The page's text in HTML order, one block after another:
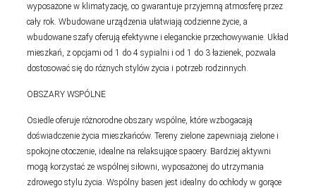
wyposażone w klimatyzację, co gwarantuje przyjemną atmosferę przez
cały rok. Wbudowane urządzenia ułatwiają codzienne życie, a
wbudowane szafy oferują efektywne i eleganckie przechowywanie. Układ
mieszkań, z opcjami od 1 do 4 sypialni i od 1 do 3 łazienek, pozwala
dostosować się do różnych stylów życia i potrzeb rodzinnych.
OBSZARY WSPÓLNE
Osiedle oferuje różnorodne obszary wspólne, które wzbogacają
doświadczenie życia mieszkańców. Tereny zielone zapewniają zielone i
spokojne otoczenie, idealne na relaksujące spacery. Bardziej aktywni
mogą korzystać ze wspólnej siłowni, wyposażonej do utrzymania
zdrowego stylu życia. Wspólny basen jest idealny do ochłody w gorące